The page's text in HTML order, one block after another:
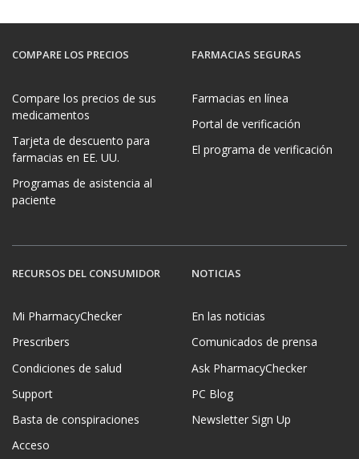
COMPARE LOS PRECIOS
Compare los precios de sus
medicamentos
Tarjeta de descuento para
farmacias en EE. UU.
Programas de asistencia al
paciente
FARMACIAS SEGURAS
Farmacias en línea
Portal de verificación
El programa de verificación
RECURSOS DEL CONSUMIDOR
Mi PharmacyChecker
Prescribers
Condiciones de salud
Support
Basta de conspiraciones
Acceso
NOTICIAS
En las noticias
Comunicados de prensa
Ask PharmacyChecker
PC Blog
Newsletter Sign Up